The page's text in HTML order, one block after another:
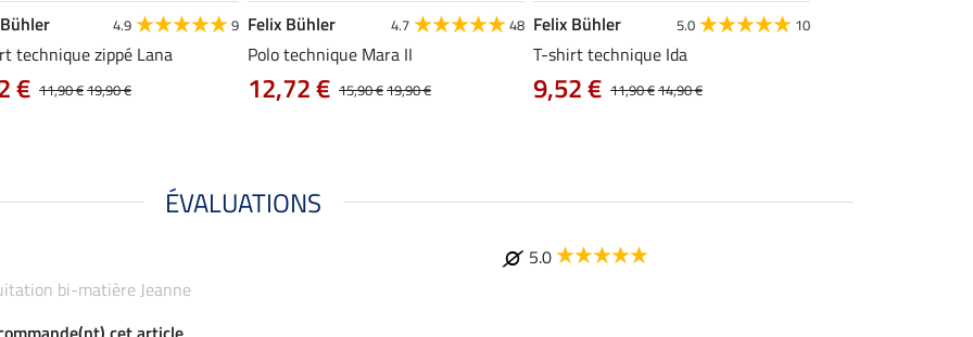
4.9 9
technique zippé Lana
11,90 €19,90 €
€
Felix Bühler 4.7 48
Polo technique Mara II
15,90 €19,90 €
12,72 €
Felix Bühler 5.0 10
T-shirt technique Ida
11,90 €14,90 €
9,52 €
ÉVALUATIONS
5.0
bi-matière Jeanne